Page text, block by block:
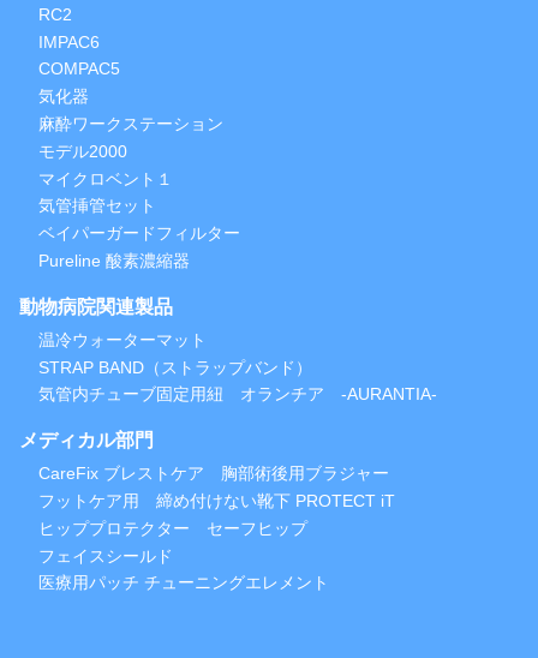
RC2
IMPAC6
COMPAC5
気化器
麻酔ワークステーション
モデル2000
マイクロベント１
気管挿管セット
ベイパーガードフィルター
Pureline 酸素濃縮器
動物病院関連製品
温冷ウォーターマット
STRAP BAND（ストラップバンド）
気管内チューブ固定用紐 オランチア -AURANTIA-
メディカル部門
CareFix ブレストケア 胸部術後用ブラジャー
フットケア用 締め付けない靴下 PROTECT iT
ヒッププロテクター セーフヒップ
フェイスシールド
医療用パッチ チューニングエレメント